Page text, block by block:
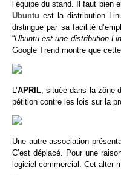
l’équipe du stand. Il faut bien
Ubuntu est la distribution
distingue par sa facilité
“Ubuntu est une distribution
Google Trend montre que
L’APRIL , située dans la
pétition contre les lois sur la
Une autre association
C’est déplacé. Pour une
logiciel commercial. Cet alter-